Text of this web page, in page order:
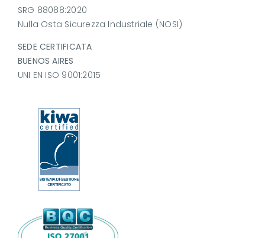
SRG 88088:2020
Nulla Osta Sicurezza Industriale (NOSI)
SEDE CERTIFICATA
BUENOS AIRES
UNI EN ISO 9001:2015